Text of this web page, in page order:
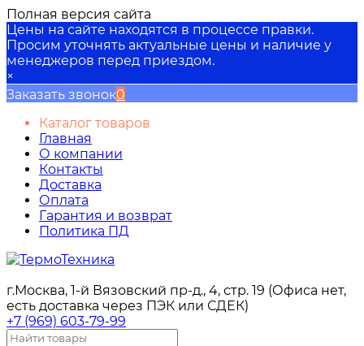
Полная версия сайта
Цены на сайте находятся в процессе правки.
Просим уточнять актуальные цены и наличие у
менеджеров перед приездом.
×
Заказать звонок0
Каталог товаров
Главная
О компании
Контакты
Доставка
Оплата
Гарантия и возврат
Политика ПД
г.Москва, 1-й Вязовский пр-д., 4, стр. 19 (Офиса нет,
есть доставка через ПЭК или СДЕК)
+7 (969) 603-79-99